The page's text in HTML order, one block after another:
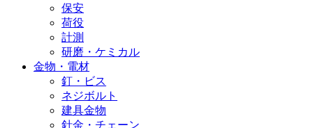
保安
荷役
計測
研磨・ケミカル
金物・電材
釘・ビス
ネジボルト
建具金物
針金・チェーン